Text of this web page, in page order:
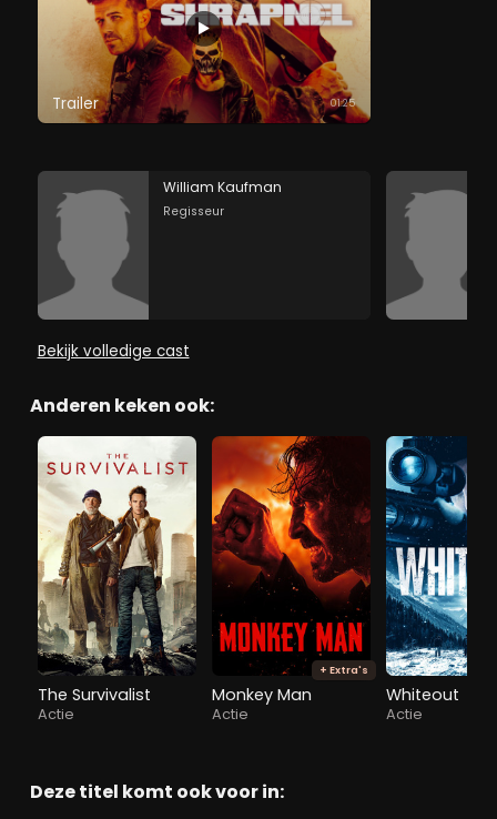
Trailer 01:25
William Kaufman
Regisseur
Bekijk volledige cast
Anderen keken ook:
The Survivalist
Actie
+ Extra's
Monkey Man
Actie
Whiteout
Actie
Deze titel komt ook voor in: